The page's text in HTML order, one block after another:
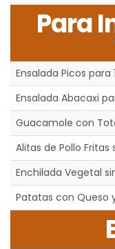
Para
Ensalada Picos para
Ensalada Abacaxi
Guacamole con
Alitas de Pollo Fritas
Enchilada Vegetal
Patatas con Queso